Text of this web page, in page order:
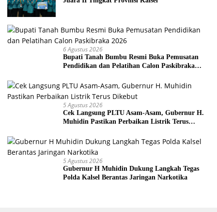
6 Agustus 2026
Bupati Tanah Bumbu Resmi Buka Pemusatan
Pendidikan dan Pelatihan Calon Paskibraka
5 Agustus 2026
Cek Langsung PLTU Asam-Asam, Gubernur H.
Muhidin Pastikan Perbaikan Listrik Terus
5 Agustus 2026
Gubernur H Muhidin Dukung Langkah Tegas
Polda Kalsel Berantas Jaringan Narkotika